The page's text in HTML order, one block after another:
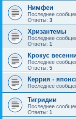
Нимфеи
Последнее
Ответы: 3
Хризантемы
Последнее
Ответы: 1
Крокус
Последнее
Ответы: 5
Керрия -
Последнее
Тигридии
Последнее
Ответы: 1